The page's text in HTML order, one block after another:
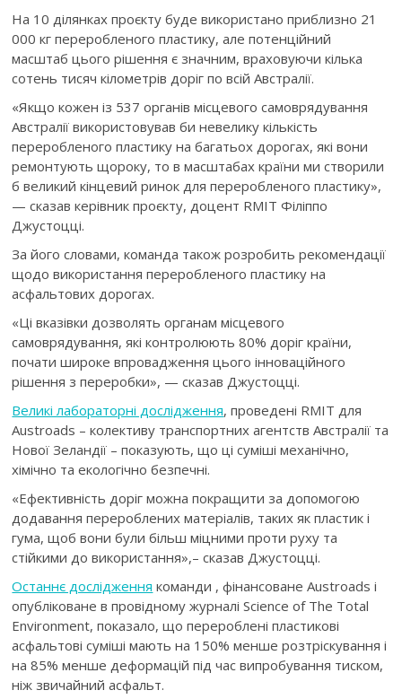
На 10 ділянках проєкту буде використано приблизно 21
000 кг переробленого пластику, але потенційний
масштаб цього рішення є значним, враховуючи кілька
сотень тисяч кілометрів доріг по всій Австралії.
«Якщо кожен із 537 органів місцевого самоврядування
Австралії використовував би невелику кількість
переробленого пластику на багатьох дорогах, які вони
ремонтують щороку, то в масштабах країни ми створили
б великий кінцевий ринок для переробленого пластику»,
— сказав керівник проєкту, доцент RMIT Філіппо
Джустоцці.
За його словами, команда також розробить рекомендації
щодо використання переробленого пластику на
асфальтових дорогах.
«Ці вказівки дозволять органам місцевого
самоврядування, які контролюють 80% доріг країни,
почати широке впровадження цього інноваційного
рішення з переробки», — сказав Джустоцці.
Великі лабораторні дослідження, проведені RMIT для
Austroads – колективу транспортних агентств Австралії та
Нової Зеландії – показують, що ці суміші механічно,
хімічно та екологічно безпечні.
«Ефективність доріг можна покращити за допомогою
додавання перероблених матеріалів, таких як пластик і
гума, щоб вони були більш міцними проти руху та
стійкими до використання»,– сказав Джустоцці.
Останнє дослідження команди , фінансоване Austroads і
опубліковане в провідному журналі Science of The Total
Environment, показало, що перероблені пластикові
асфальтові суміші мають на 150% менше розтріскування і
на 85% менше деформацій під час випробування тиском,
ніж звичайний асфальт.